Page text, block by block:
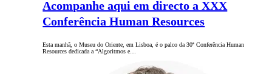
Acompanhe aqui em directo a XXX
Conferência Human Resources
Esta manhã, o Museu do Oriente, em Lisboa, é o palco da 30ª Conferência Human
Resources dedicada a “Algoritmos e…